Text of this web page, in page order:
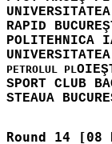
RAPID
PETROLUL PL
SPORT